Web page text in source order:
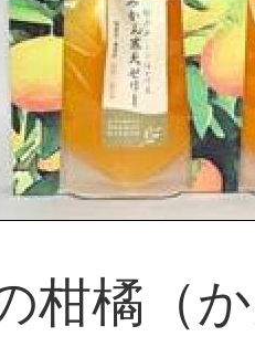
橘（